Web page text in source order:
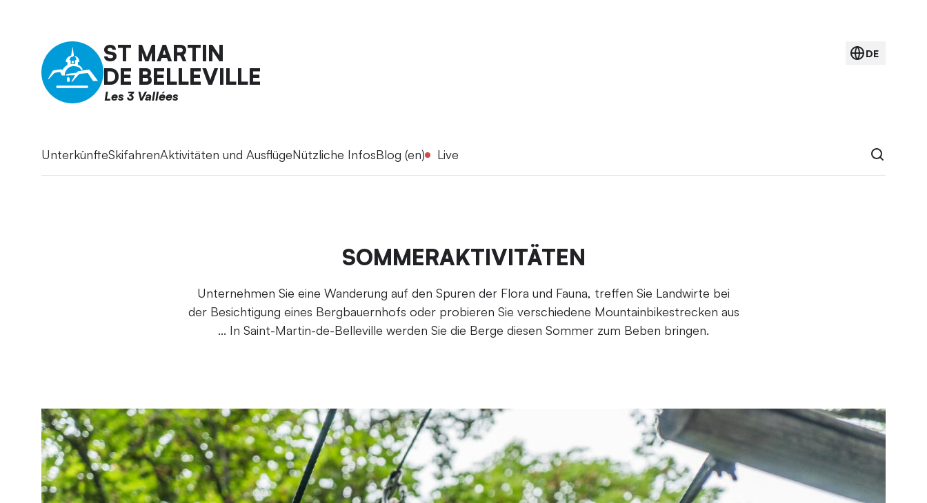
ST MARTIN
DE BELLEVILLE
Les 3 Vallées
DE
UnterkünfteSkifahrenAktivitäten und AusflügeNützliche InfosBlog (en) Live
SOMMERAKTIVITÄTEN
Unternehmen Sie eine Wanderung auf den Spuren der Flora und Fauna, treffen Sie Landwirte bei
der Besichtigung eines Bergbauernhofs oder probieren Sie verschiedene Mountainbikestrecken aus
... In Saint-Martin-de-Belleville werden Sie die Berge diesen Sommer zum Beben bringen.